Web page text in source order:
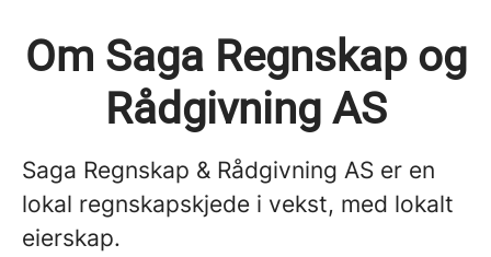
Om Saga Regnskap og
Rådgivning AS
Saga Regnskap & Rådgivning AS er en
lokal regnskapskjede i vekst, med lokalt
eierskap.